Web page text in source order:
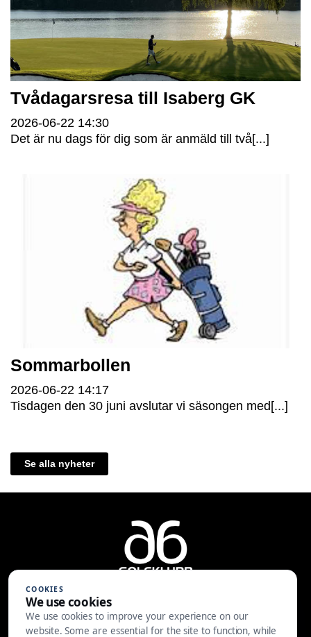
Tvådagarsresa till Isaberg GK
2026-06-22 14:30
Det är nu dags för dig som är anmäld till två[...]
Sommarbollen
2026-06-22 14:17
Tisdagen den 30 juni avslutar vi säsongen med[...]
Se alla nyheter
A6 Golfklubb | Centralvägen 37 |
COOKIES
We use cookies
We use cookies to improve your experience on our
website. Some are essential for the site to function, while